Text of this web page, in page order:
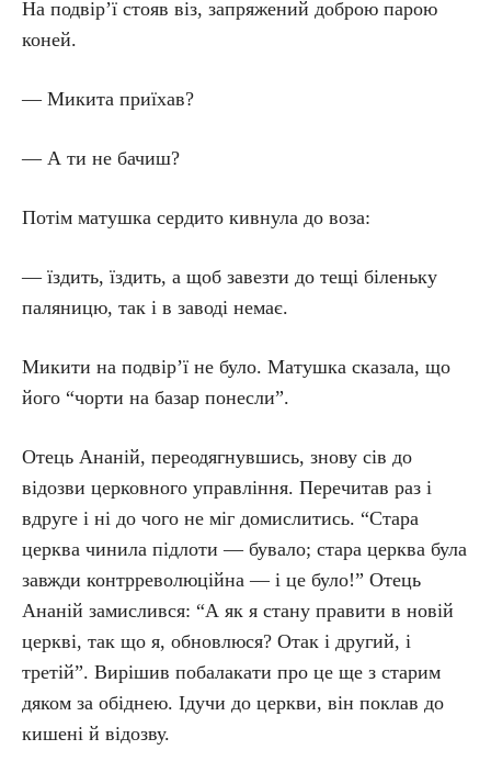
На подвір’ї стояв віз, запряжений доброю парою
коней.
— Микита приїхав?
— А ти не бачиш?
Потім матушка сердито кивнула до воза:
— їздить, їздить, а щоб завезти до тещі біленьку
паляницю, так і в заводі немає.
Микити на подвір’ї не було. Матушка сказала, що
його “чорти на базар понесли”.
Отець Ананій, переодягнувшись, знову сів до
відозви церковного управління. Перечитав раз і
вдруге і ні до чого не міг домислитись. “Стара
церква чинила підлоти — бувало; стара церква була
завжди контрреволюційна — і це було!” Отець
Ананій замислився: “А як я стану правити в новій
церкві, так що я, обновлюся? Отак і другий, і
третій”. Вирішив побалакати про це ще з старим
дяком за обіднею. Ідучи до церкви, він поклав до
кишені й відозву.